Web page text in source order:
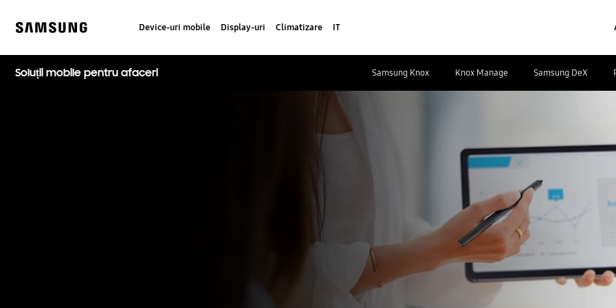
content
Device-uri mobile Display-uri Climatizare IT
Soluții mobile pentru afaceri Samsung Knox Knox Manage Samsung DeX